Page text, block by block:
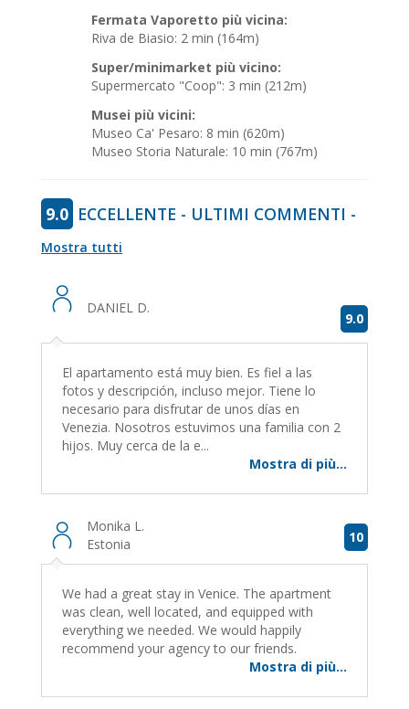
Fermata Vaporetto più vicina:
Riva de Biasio: 2 min (164m)
Super/minimarket più vicino:
Supermercato "Coop": 3 min (212m)
Musei più vicini:
Museo Ca' Pesaro: 8 min (620m)
Museo Storia Naturale: 10 min (767m)
9.0 ECCELLENTE - ULTIMI COMMENTI -
Mostra tutti
DANIEL D.
9.0
El apartamento está muy bien. Es fiel a las
fotos y descripción, incluso mejor. Tiene lo
necesario para disfrutar de unos días en
Venezia. Nosotros estuvimos una familia con 2
hijos. Muy cerca de la e...
Mostra di più...
Monika L.
Estonia
10
We had a great stay in Venice. The apartment
was clean, well located, and equipped with
everything we needed. We would happily
recommend your agency to our friends.
Mostra di più...